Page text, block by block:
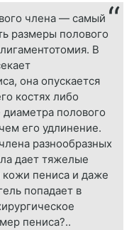
члена — самый
размеры полового
В
она опускается
костях либо
диаметра полового
его удлинение.
разнообразных
дает тяжелые
пениса и даже
попадает в
пениса?..